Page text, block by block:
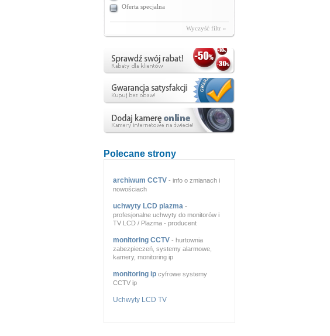
Oferta specjalna
Wyczyść filtr »
Polecane strony
archiwum CCTV - info o zmianach i
nowościach
uchwyty LCD plazma -
profesjonalne uchwyty do monitorów i
TV LCD / Plazma - producent
monitoring CCTV - hurtownia
zabezpieczeń, systemy alarmowe,
kamery, monitoring ip
monitoring ip cyfrowe systemy
CCTV ip
Uchwyty LCD TV